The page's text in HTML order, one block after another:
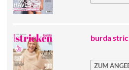
burda
ZUM